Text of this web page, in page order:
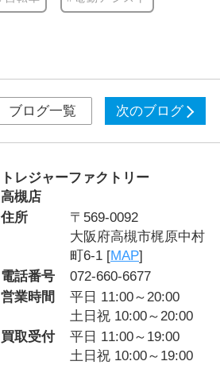
ブログ一覧 次のブログ
トレジャーファクトリー
高槻店
住所
〒569-0092
大阪府高槻市梶原中村
町6-1 [MAP]
電話番号
072-660-6677
営業時間
平日 11:00～20:00
土日祝 10:00～20:00
買取受付
平日 11:00～19:00
土日祝 10:00～19:00